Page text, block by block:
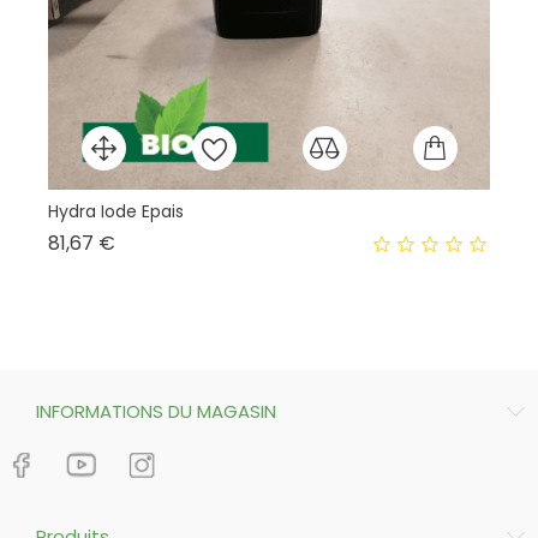
Hydra Iode Epais
81,67 €
INFORMATIONS DU MAGASIN